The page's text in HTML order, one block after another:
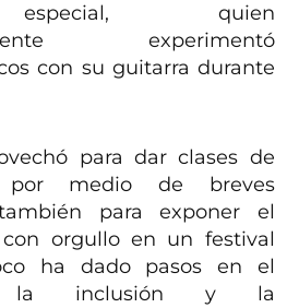
quien
experimentó
con su guitarra durante
para dar clases de
por medio de breves
para exponer el
orgullo en un festival
ha dado pasos en el
la inclusión y la